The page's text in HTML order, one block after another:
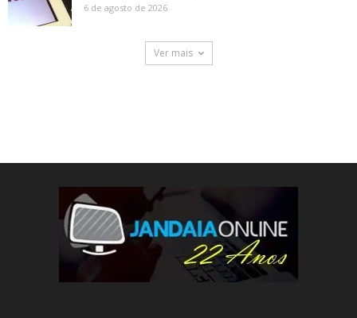
6 de agosto de 2026
Ver mais